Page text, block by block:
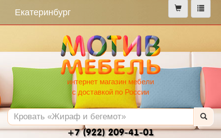
меню
Екатеринбург
интернет магазин мебели
с доставкой по России
+7 (922) 209-41-01